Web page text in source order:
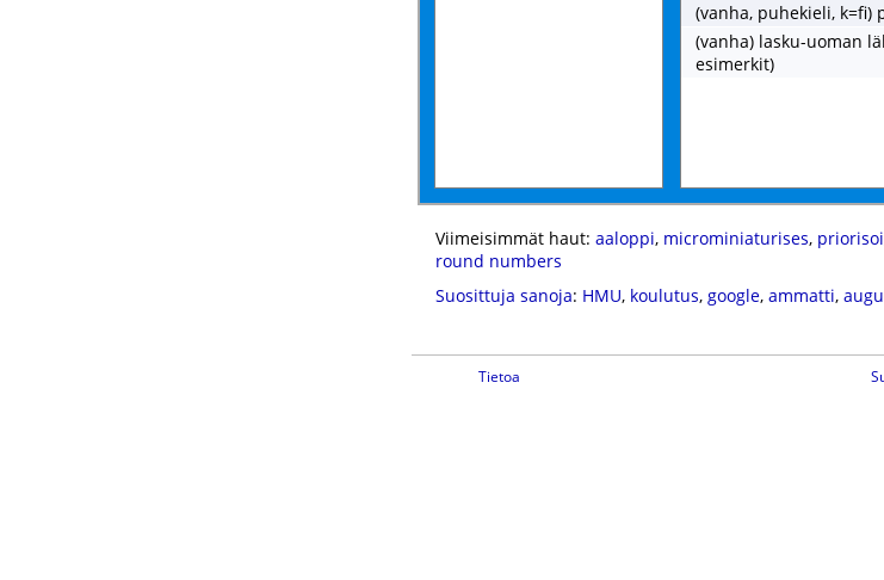
(vanha, puhekieli, k=fi)
(vanha) lasku-uoman
esimerkit)
Viimeisimmät haut: aaloppi, microminiaturises, priorisoi
round numbers
Suosittuja sanoja: HMU, koulutus, google, ammatti,
Tietoa